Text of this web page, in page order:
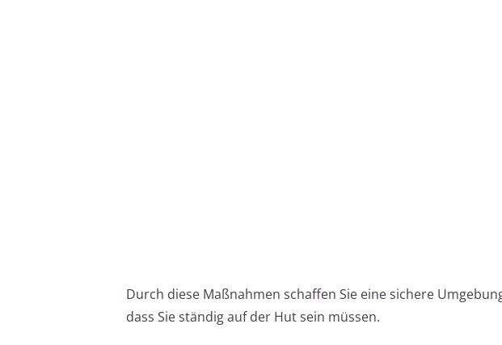
Durch diese Maßnahmen schaffen Sie eine sichere
dass Sie ständig auf der Hut sein müssen.